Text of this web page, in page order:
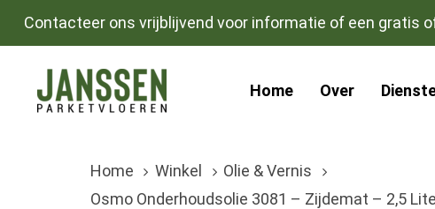
Skip
Skip
primary
navigation
Contacteer ons vrijblijvend voor informatie of een gratis
Home Over
Home Winkel
Olie & Vernis
Osmo Onderhoudsolie 3081 – Zijdemat – 2,5